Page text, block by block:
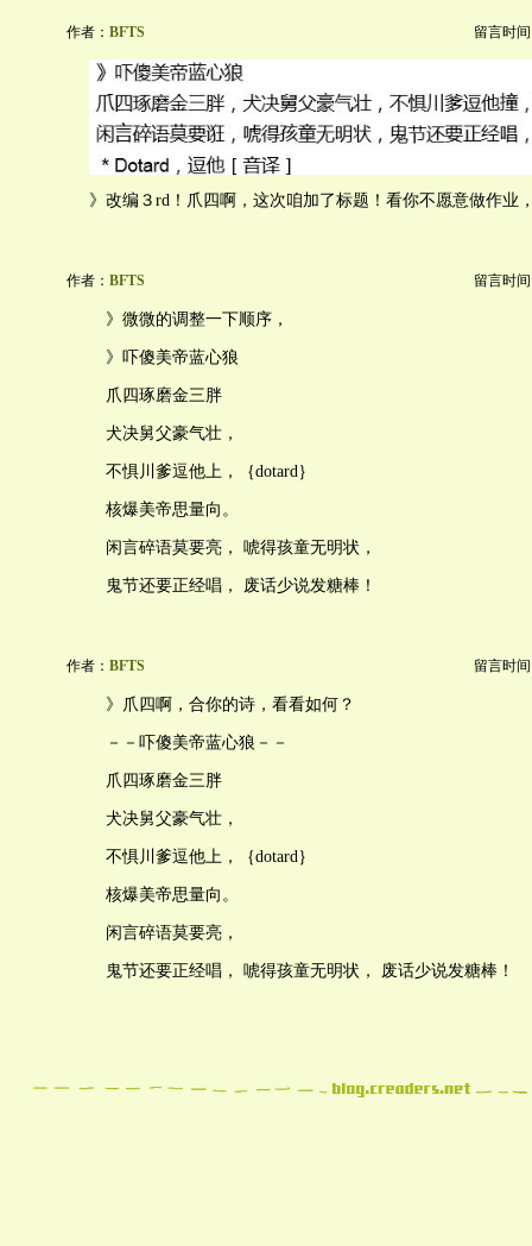
作者： BFTS 留言时间
》改编３rd！爪四啊，这次咱加了标题！看你不愿意做作业
作者： BFTS 留言时间
》微微的调整一下顺序，
》吓傻美帝蓝心狼
爪四琢磨金三胖
犬决舅父豪气壮，
不惧川爹逗他上，｛dotard｝
核爆美帝思量向。
闲言碎语莫要亮， 唬得孩童无明状，
鬼节还要正经唱， 废话少说发糖棒！
作者： BFTS 留言时间
》爪四啊，合你的诗，看看如何？
－－吓傻美帝蓝心狼－－
爪四琢磨金三胖
犬决舅父豪气壮，
不惧川爹逗他上，｛dotard｝
核爆美帝思量向。
闲言碎语莫要亮，
鬼节还要正经唱， 唬得孩童无明状， 废话少说发糖棒！